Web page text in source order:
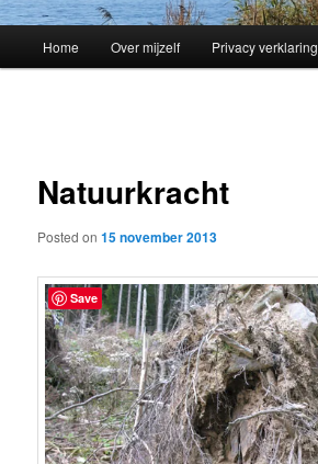
Skip
content
Home Over mijzelf Privacy verklaring
Natuurkracht
Posted on15 november 2013
Save